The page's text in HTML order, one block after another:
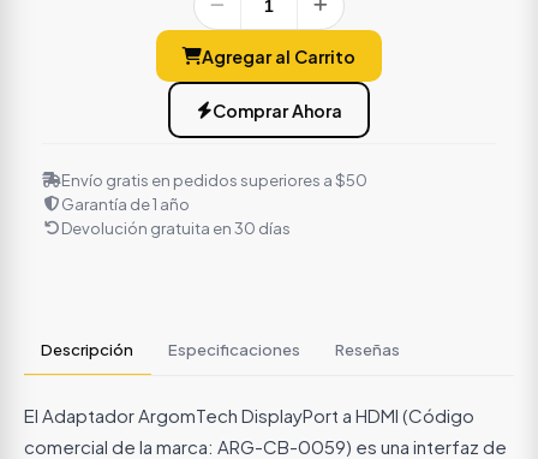
Agregar al Carrito
Comprar Ahora
Envío gratis en pedidos superiores a $50
Garantía de 1 año
Devolución gratuita en 30 días
Descripción Especificaciones Reseñas
El Adaptador ArgomTech DisplayPort a HDMI (Código
comercial de la marca: ARG-CB-0059) es una interfaz de